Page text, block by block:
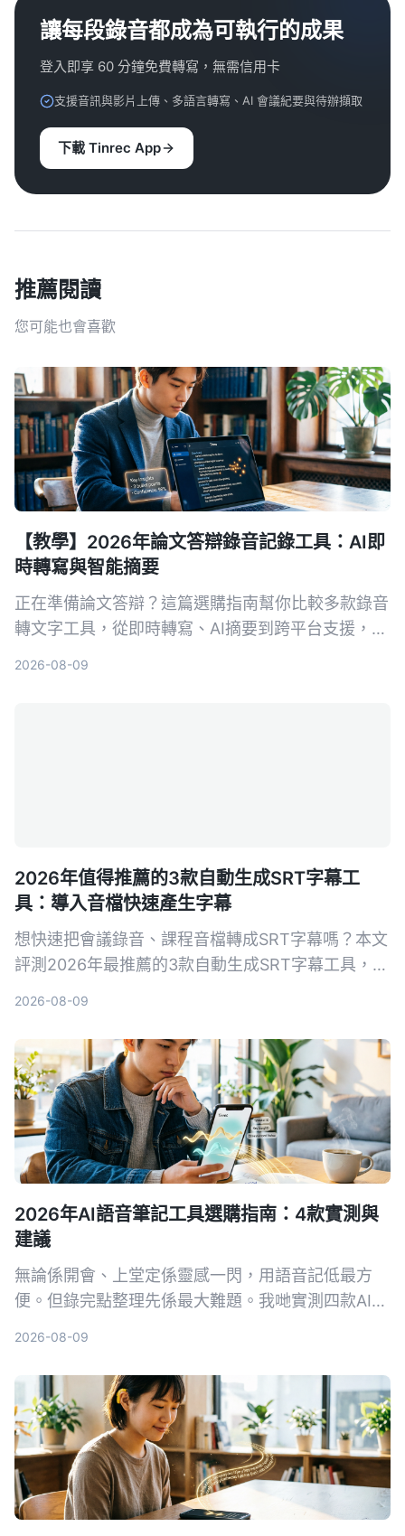
讓每段錄音都成為可執行的成果
登入即享 60 分鐘免費轉寫，無需信用卡
支援音訊與影片上傳、多語言轉寫、AI 會議紀要與待辦擷取
下載 Tinrec App
推薦閱讀
您可能也會喜歡
【教學】2026年論文答辯錄音記錄工具：AI即
時轉寫與智能摘要
正在準備論文答辯？這篇選購指南幫你比較多款錄音
轉文字工具，從即時轉寫、AI摘要到跨平台支援，推
2026-08-09
2026年值得推薦的3款自動生成SRT字幕工
具：導入音檔快速產生字幕
想快速把會議錄音、課程音檔轉成SRT字幕嗎？本文
評測2026年最推薦的3款自動生成SRT字幕工具，並
2026-08-09
2026年AI語音筆記工具選購指南：4款實測與
建議
無論係開會、上堂定係靈感一閃，用語音記低最方
便。但錄完點整理先係最大難題。我哋實測四款AI語
知識。
2026-08-09